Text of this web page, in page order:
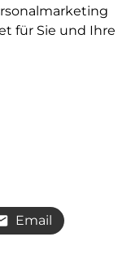
für Sie und Ihre
Email